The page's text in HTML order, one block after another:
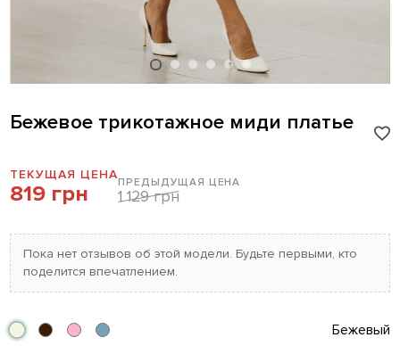
Бежевое трикотажное миди платье
ТЕКУЩАЯ ЦЕНА
819 грн ПРЕДЫДУЩАЯ ЦЕНА
1 129 грн
Пока нет отзывов об этой модели. Будьте первыми, кто
поделится впечатлением.
Бежевый